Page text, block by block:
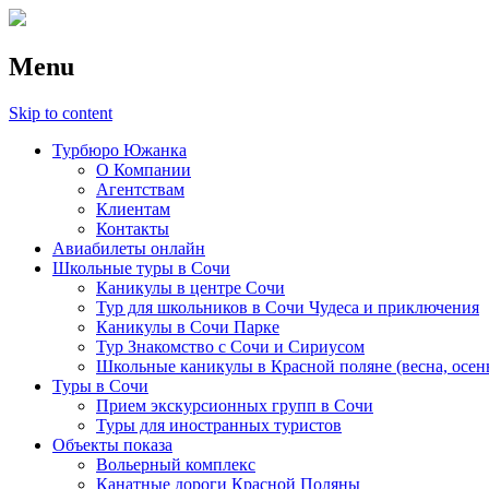
Menu
Skip to content
Турбюро Южанка
О Компании
Агентствам
Клиентам
Контакты
Авиабилеты онлайн
Школьные туры в Сочи
Каникулы в центре Сочи
Тур для школьников в Сочи Чудеса и приключения
Каникулы в Сочи Парке
Тур Знакомство с Сочи и Сириусом
Школьные каникулы в Красной поляне (весна,
Туры в Сочи
Прием экскурсионных групп в Сочи
Туры для иностранных туристов
Объекты показа
Вольерный комплекс
Канатные дороги Красной Поляны